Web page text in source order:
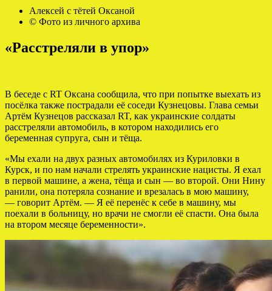
Алексей с тётей Оксаной
© Фото из личного архива
«Расстреляли в упор»
В беседе с RT Оксана сообщила, что при попытке выехать из
посёлка также пострадали её соседи Кузнецовы. Глава семьи
Артём Кузнецов рассказал RT, как украинские солдаты
расстреляли автомобиль, в котором находились его
беременная супруга, сын и тёща.
«Мы ехали на двух разных автомобилях из Куриловки в
Курск, и по нам начали стрелять украинские нацисты. Я ехал
в первой машине, а жена, тёща и сын — во второй. Они Нину
ранили, она потеряла сознание и врезалась в мою машину,
— говорит Артём. — Я её перенёс к себе в машину, мы
поехали в больницу, но врачи не смогли её спасти. Она была
на втором месяце беременности».